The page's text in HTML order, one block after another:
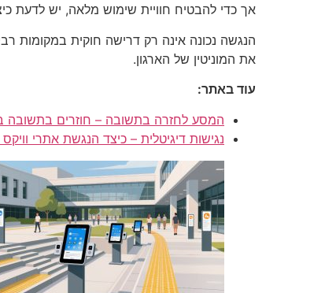
אך כדי להבטיח חוויית שימוש מלאה, יש לדעת
הנגשה נכונה אינה רק דרישה חוקית במקומות
את המוניטין של הארגון.
עוד באתר:
המסע לחזרה בתשובה – חוזרים
נגישות דיגיטלית – כיצד הנגשת אתרי